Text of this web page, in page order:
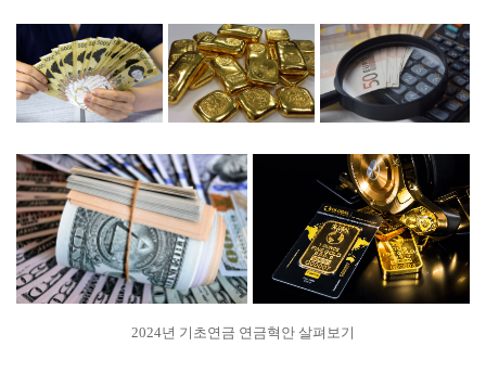
2024년 기초연금 연금혁안 살펴보기